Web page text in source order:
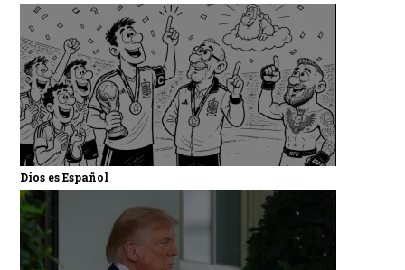
Dios es Español